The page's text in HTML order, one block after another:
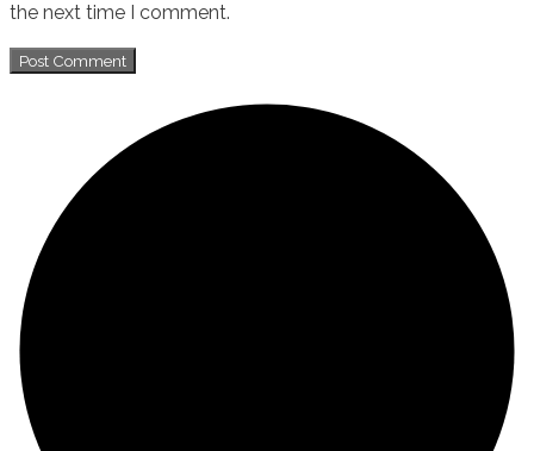
the next time I comment.